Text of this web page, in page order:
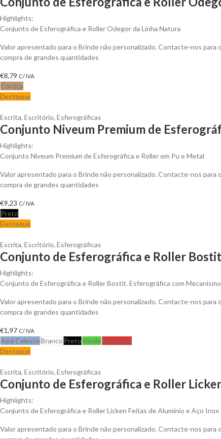
Highlights:
Conjunto de Esferográfica e Roller Odegor da Linha Natura
Valor apresentado para o Brinde não personalizado. Contacte-nos para
compra de grandes quantidades
€8,79 C/ IVA
Cortiça
Destaque
Escrita, Escritório, Esferográficas
Conjunto Niveum Premium de
Highlights:
Conjunto Niveum Premium de Esferográfica e Roller em Pu e Metal
Valor apresentado para o Brinde não personalizado. Contacte-nos para
compra de grandes quantidades
€9,23 C/ IVA
Preto
Destaque
Escrita, Escritório, Esferográficas
Conjunto de Esferográfica e Roller
Highlights:
Conjunto de Esferográfica e Roller Bostit. Esferográfica com
Valor apresentado para o Brinde não personalizado. Contacte-nos para
compra de grandes quantidades
€1,97 C/ IVA
Azul CelesteBranco PretoVerdeVermelho
Destaque
Escrita, Escritório, Esferográficas
Conjunto de Esferográfica e Roller
Highlights:
Conjunto de Esferográfica e Roller Licken Feitas de Alumínio e Aço Inox
Valor apresentado para o Brinde não personalizado. Contacte-nos para